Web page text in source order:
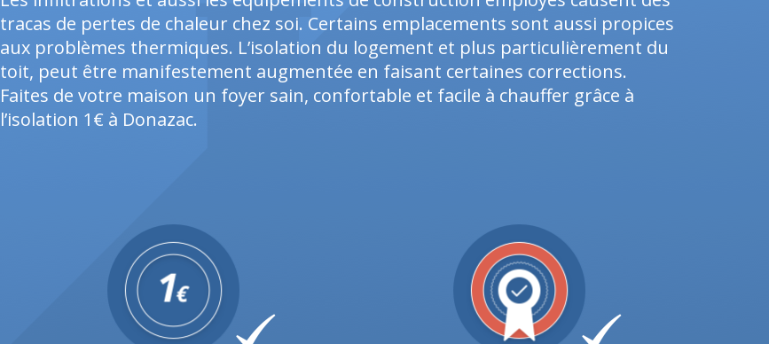
tracas de pertes de chaleur chez soi. Certains emplacements sont aussi propices
aux problèmes thermiques. L’isolation du logement et plus particulièrement du
toit, peut être manifestement augmentée en faisant certaines corrections.
Faites de votre maison un foyer sain, confortable et facile à chauffer grâce à
l’isolation 1€ à Donazac.